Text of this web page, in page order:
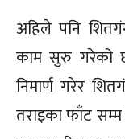
अहिले पनि
काम सुरु गरेको
निमार्ण गरेर
तराइका फाँट